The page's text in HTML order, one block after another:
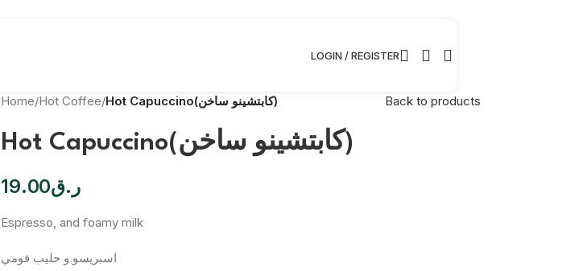
LOGIN / REGISTER
Home/Hot Coffee/ Hot Capuccino(كابتشينو ساخن) Back to products
Hot Capuccino(كابتشينو ساخن)
ر.ق19.00
Espresso, and foamy milk
اسبريسو و حليب فومي